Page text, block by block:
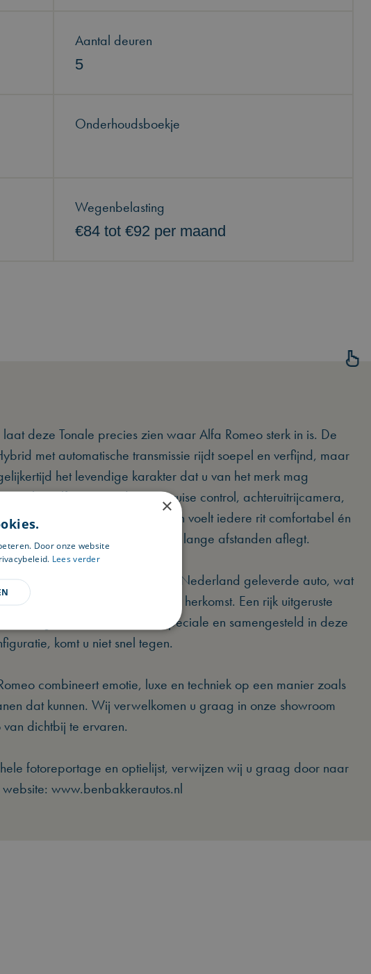
Aantal deuren
5
Onderhoudsboekje
Wegenbelasting
€84 tot €92 per maand
deze Tonale precies zien waar Alfa Romeo sterk in is. De
met automatische transmissie rijdt soepel en verfijnd, maar
het levendige karakter dat u van het merk mag
Dankzij Alfa DNA, adaptive cruise control, achteruitrijcamera,
en diverse rijassistenten voelt iedere rit comfortabel én
aan, of u nu door de stad rijdt of lange afstanden aflegt.
betreft het een origineel nieuw in Nederland geleverde auto, wat
is met het oog op historie en herkomst. Een rijk uitgeruste
deze, uitgevoerd als Edizione Speciale en samengesteld in deze
komt u niet snel tegen.
combineert emotie, luxe en techniek op een manier zoals
dat kunnen. Wij verwelkomen u graag in onze showroom
dichtbij te ervaren.
fotoreportage en optielijst, verwijzen wij u graag door naar
www.benbakkerautos.nl
×
Door onze website
Lees verder